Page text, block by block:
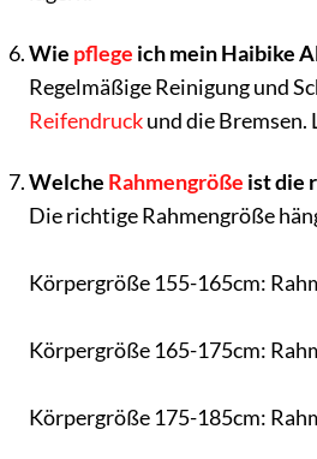
Wie pflege ich mein Haibike
Regelmäßige Reinigung und
Reifendruckund die Bremsen.
Welche Rahmengröße ist die
Die richtige Rahmengröße
Körpergröße 155-165cm:
Körpergröße 165-175cm:
Körpergröße 175-185cm: